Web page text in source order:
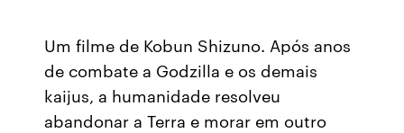
Um filme de Kobun Shizuno. Após anos
de combate a Godzilla e os demais
kaijus, a humanidade resolveu
abandonar a Terra e morar em outro